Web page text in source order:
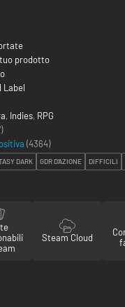
prodotto
Label
, Indies, RPG
(4364)
DARK GDR D'AZIONE DIFFICILI
Steam Cloud